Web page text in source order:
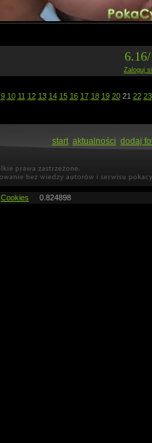
Zaloguj
9 10 11 12 13 14 15 16 17 18 19 2021 22 23
start aktualności dodaj
Cookies 0.824898